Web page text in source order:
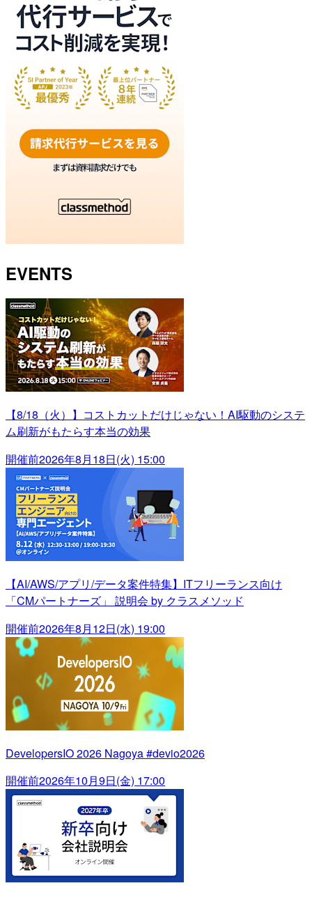
EVENTS
【8/18（火）】コストカットだけじゃない！AI駆動のシステ
ム刷新がもたらす本当の効果
開催前2026年8月18日(火) 15:00
【AI/AWS/アプリ/データ案件特集】ITフリーランス向け
「CMパートナーズ」 説明会 by クラスメソッド
開催前2026年8月12日(水) 19:00
DevelopersIO 2026 Nagoya #devio2026
開催前2026年10月9日(金) 17:00